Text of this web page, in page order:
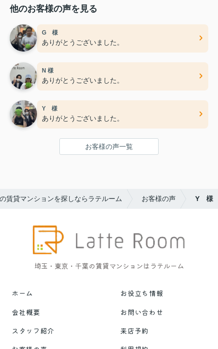
他のお客様の声を見る
G 様
ありがとうございました。
N 様
ありがとうございました。
Y 様
ありがとうございました。
お客様の声一覧
賃貸マンションを探しならラテルーム お客様の声 Y 様
埼玉・東京・千葉の賃貸マンションはラテルーム
ホーム
お役立ち情報
会社概要
お問い合わせ
スタッフ紹介
来店予約